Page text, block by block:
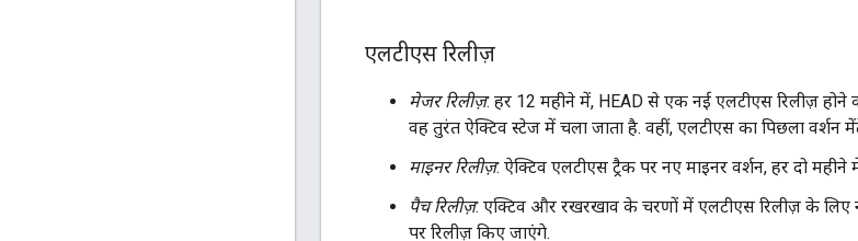
एलटीएस रिलीज़
मेजर रिलीज़: हर 12 महीने में, HEAD से एक नई एलटीएस रिलीज़ होने
वह तुरंत ऐक्टिव स्टेज में चला जाता है. वहीं, एलटीएस का पिछला वर्शन
माइनर रिलीज़: ऐक्टिव एलटीएस ट्रैक पर नए माइनर वर्शन, हर दो
पैच रिलीज़: एक्टिव और रखरखाव के चरणों में एलटीएस रिलीज़ के लिए
पर रिलीज़ किए जाएंगे.